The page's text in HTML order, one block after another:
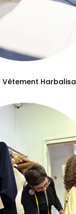
Vêtement Harbalisa